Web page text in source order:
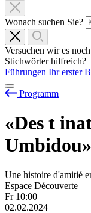
Wonach suchen Sie?
Versuchen wir es
Stichwörter hilfreich?
Führungen Ihr erster
Programm
«Des t
Umbidou»
Une histoire d'amitié
Espace Découverte
Fr 10:00
02.02.2024